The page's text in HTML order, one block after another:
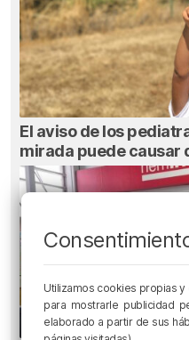
El aviso de los
mirada puede causar
Utilizamos cookies propias
para mostrarle publicidad
elaborado a partir de sus